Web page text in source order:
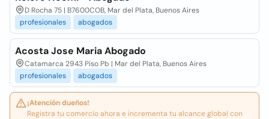
D Rocha 75 | B7600COB, Mar del Plata, Buenos Aires
profesionales
abogados
Acosta Jose Maria Abogado
Catamarca 2943 Piso Pb | Mar del Plata, Buenos Aires
profesionales
abogados
¡Atención dueños!
Registra tu comercio ahora e incrementa tu alcance global con